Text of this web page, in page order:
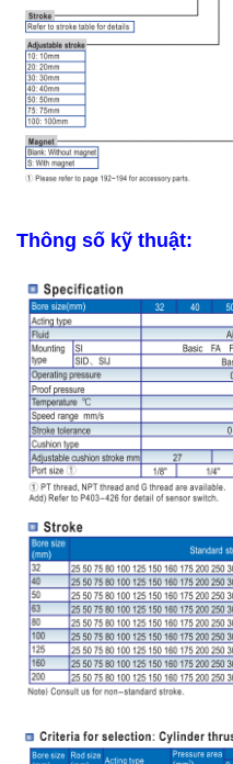
Thông số kỹ thuật: